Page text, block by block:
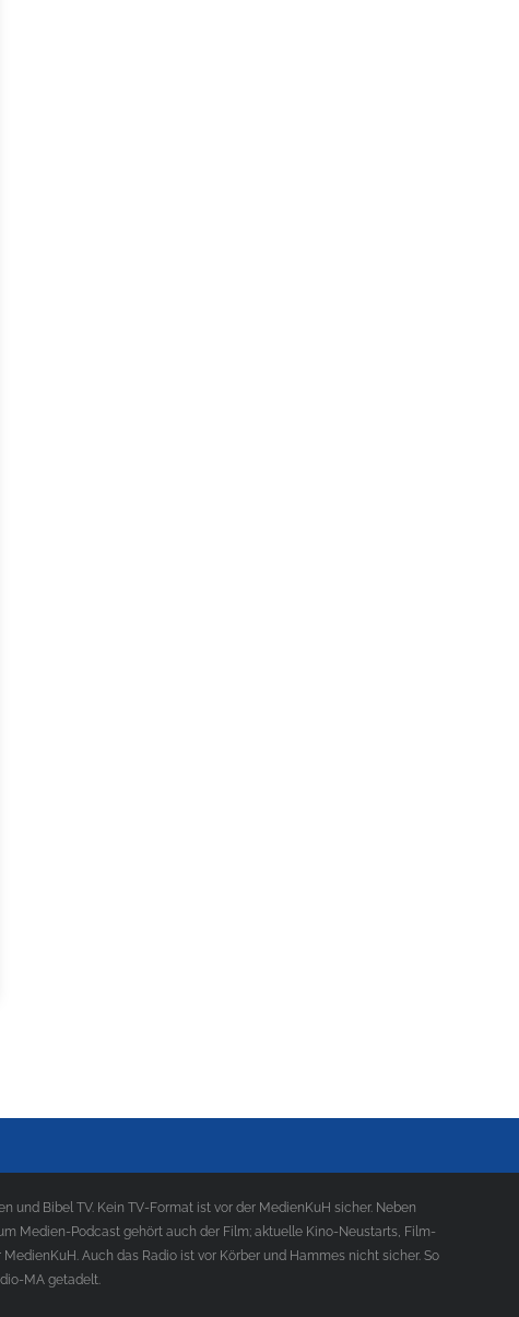
und Bibel TV. Kein TV-Format ist vor der MedienKuH sicher. Neben
Medien-Podcast gehört auch der Film; aktuelle Kino-Neustarts, Film-
Auch das Radio ist vor Körber und Hammes nicht sicher. So
MA getadelt.